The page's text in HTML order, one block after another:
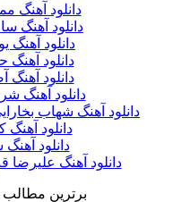
دانلود آهنگ
دانلود آهنگ
دانلود آهنگ
دانلود آهنگ
دانلود
دانلود آهنگ
دانلود آهنگ شهاب
دانلود آهنگ
دانلود آهنگ
دانلود آهنگ علیرضا
برترین